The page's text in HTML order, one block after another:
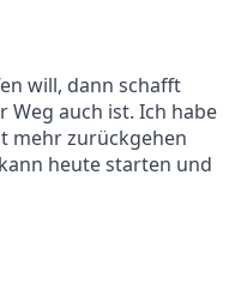
will, dann schafft
Weg auch ist. Ich habe
mehr zurückgehen
heute starten und